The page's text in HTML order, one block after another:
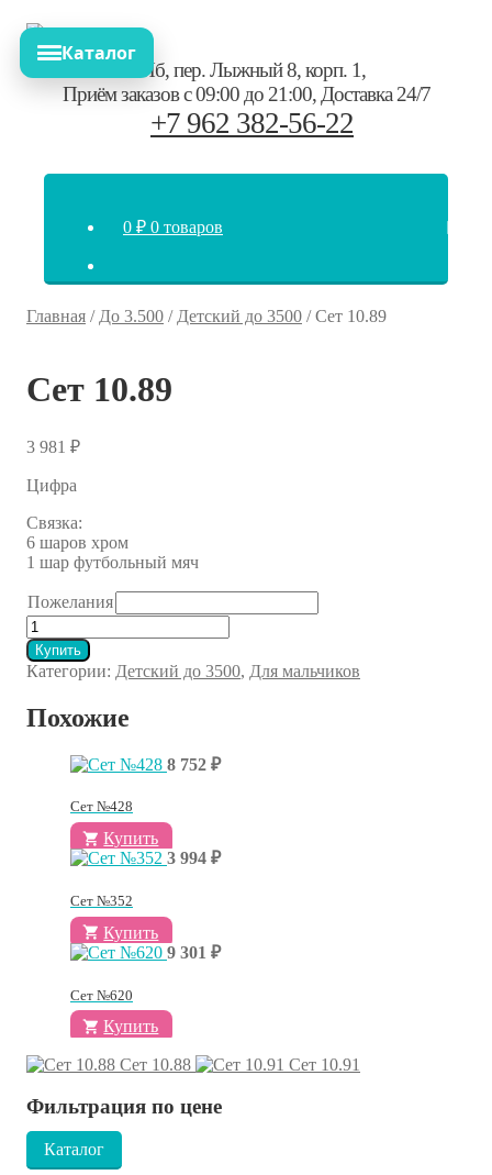
навигации
содержимому
СПб,пер. Лыжный 8, корп. 1,
Приём заказов с 09:00 до 21:00, Доставка 24/7
+7 962 382-56-22
0 ₽ 0 товаров
Каталог
Главная / До 3.500 / Детский до 3500 /Сет 10.89
Сет 10.89
3 981 ₽
Цифра
Связка:
6 шаров хром
1 шар футбольный мяч
Пожелания
Количество
товара
Сет
10.89
Купить
Категории: Детский до 3500, Для мальчиков
Похожие
8 752 ₽
Сет №428
Купить
3 994 ₽
Сет №352
Купить
9 301 ₽
Сет №620
Купить
Сет 10.88
Сет 10.91
Фильтрация по цене
Каталог